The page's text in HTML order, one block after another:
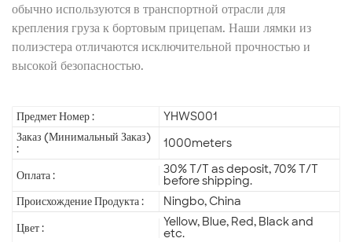
обычно используются в транспортной отрасли для
крепления груза к бортовым прицепам. Наши лямки из
полиэстера отличаются исключительной прочностью и
высокой безопасностью.
Предмет Номер :
YHWS001
Заказ (Минимальный Заказ)
:
1000meters
Оплата :
30% T/T as deposit, 70% T/T
before shipping.
Происхождение Продукта :
Ningbo, China
Цвет :
Yellow, Blue, Red, Black and
etc.